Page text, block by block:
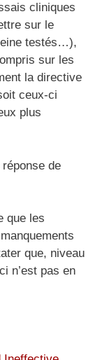
cliniques
sur le
testés…),
sur les
la directive
ceux-ci
plus
de
que les
que, niveau
n’est pas en